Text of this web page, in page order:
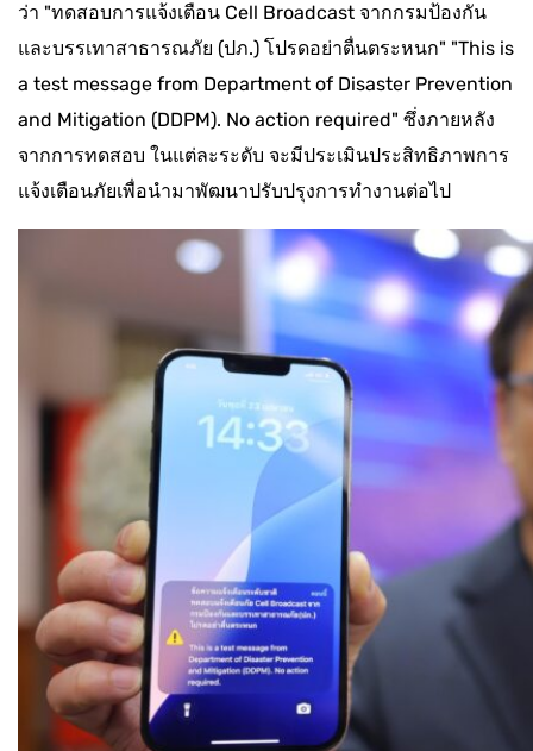
ว่า "ทดสอบการแจ้งเตือน Cell Broadcast จากกรมป้องกัน
และบรรเทาสาธารณภัย (ปภ.) โปรดอย่าตื่นตระหนก" "This is
a test message from Department of Disaster Prevention
and Mitigation (DDPM). No action required" ซึ่งภายหลัง
จากการทดสอบ ในแต่ละระดับ จะมีประเมินประสิทธิภาพการ
แจ้งเตือนภัยเพื่อนำมาพัฒนาปรับปรุงการทำงานต่อไป